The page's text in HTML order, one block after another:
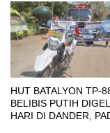
HUT BATALYON TP-
BELIBIS PUTIH
HARI DI DANDER,